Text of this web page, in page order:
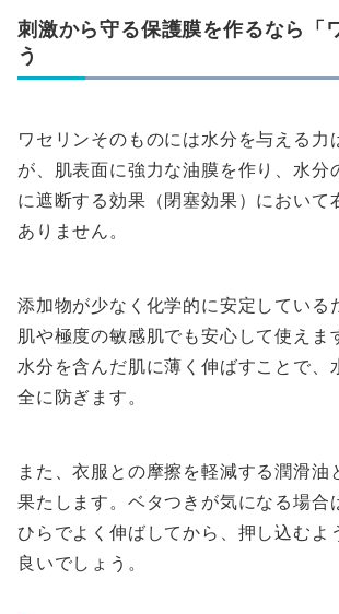
刺激から守る保護膜を作るなら「
う
ワセリンそのものには水分を与える力
が、肌表面に強力な油膜を作り、水分
に遮断する効果（閉塞効果）において
ありません。
添加物が少なく化学的に安定している
肌や極度の敏感肌でも安心して使えま
水分を含んだ肌に薄く伸ばすことで、
全に防ぎます。
また、衣服との摩擦を軽減する潤滑油
果たします。ベタつきが気になる場合
ひらでよく伸ばしてから、押し込むよ
良いでしょう。